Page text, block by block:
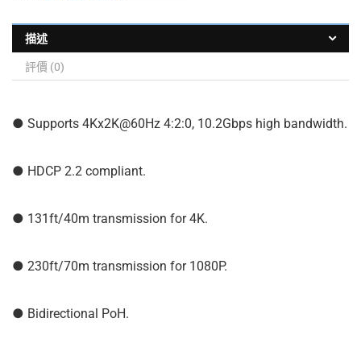
描述
評價 (0)
● Supports 4Kx2K@60Hz 4:2:0, 10.2Gbps high bandwidth.
● HDCP 2.2 compliant.
● 131ft/40m transmission for 4K.
● 230ft/70m transmission for 1080P.
● Bidirectional PoH.